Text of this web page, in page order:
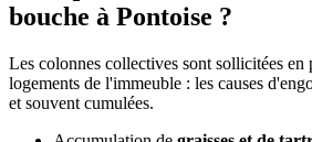
bouche à Pontoise ?
Les colonnes collectives sont sollicitées en
logements de l'immeuble : les causes
et souvent cumulées.